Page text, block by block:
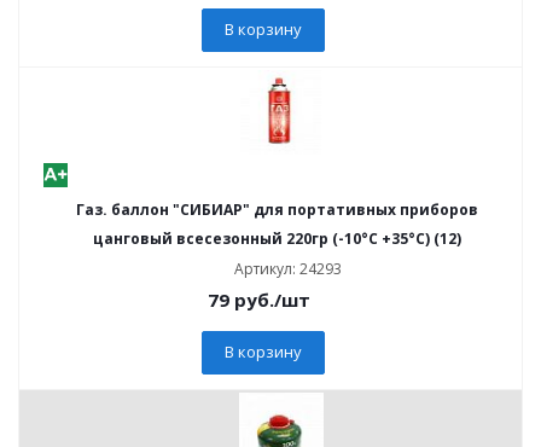
В корзину
Газ. баллон "СИБИАР" для портативных приборов
цанговый всесезонный 220гр (-10°С +35°С) (12)
Артикул: 24293
79руб./шт
В корзину